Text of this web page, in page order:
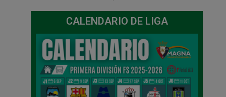
CALENDARIO DE LIGA